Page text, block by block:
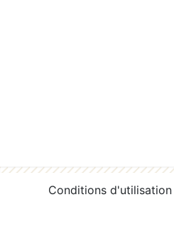
Conditions d'utilisation